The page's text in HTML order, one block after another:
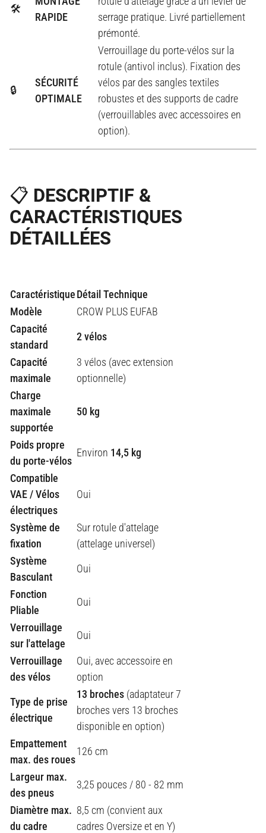
🛠️
RAPIDE
serrage pratique. Livré partiellement
prémonté.
🔒
SÉCURITÉ
OPTIMALE
Verrouillage du porte-vélos sur la
rotule (antivol inclus). Fixation des
vélos par des sangles textiles
robustes et des supports de cadre
(verrouillables avec accessoires en
option).
📋 DESCRIPTIF &
CARACTÉRISTIQUES
DÉTAILLÉES
CaractéristiqueDétail Technique
Modèle
CROW PLUS EUFAB
Capacité
standard
2 vélos
Capacité
maximale
3 vélos (avec extension
optionnelle)
Charge
maximale
supportée
50 kg
Poids propre
du porte-vélos
Environ 14,5 kg
Compatible
VAE / Vélos
électriques
Oui
Système de
fixation
Sur rotule d'attelage
(attelage universel)
Système
Basculant
Oui
Fonction
Pliable
Oui
Verrouillage
sur l'attelage
Oui
Verrouillage
des vélos
Oui, avec accessoire en
option
Type de prise
électrique
13 broches (adaptateur 7
broches vers 13 broches
disponible en option)
Empattement
max. des roues
126 cm
Largeur max.
des pneus
3,25 pouces / 80 - 82 mm
Diamètre max.
du cadre
8,5 cm (convient aux
cadres Oversize et en Y)